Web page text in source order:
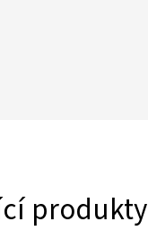
produkty